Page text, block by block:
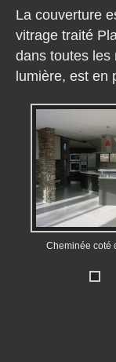
La couverture
vitrage traité
dans toutes les
lumière, est en
Cheminée coté